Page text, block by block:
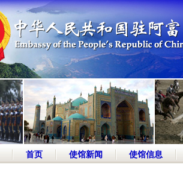
首页 使馆新闻 使馆信息